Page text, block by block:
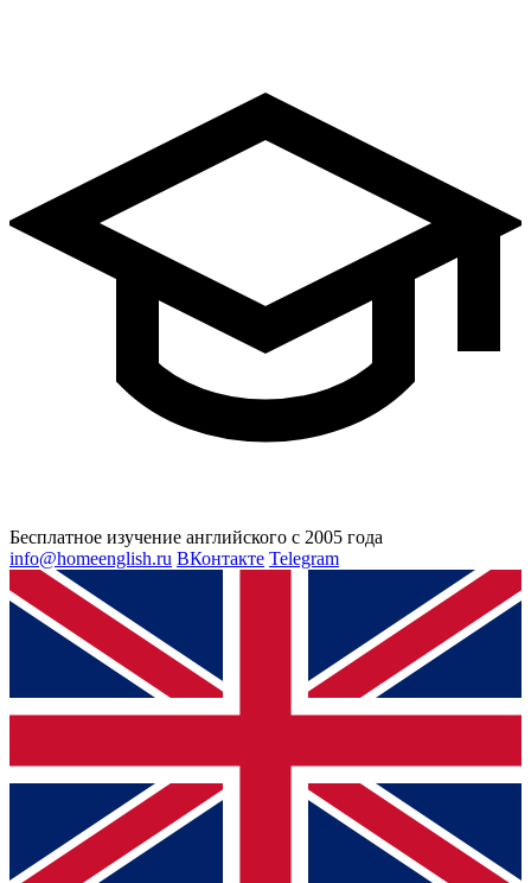
Бесплатное изучение английского с 2005 года
info@homeenglish.ru ВКонтакте Telegram